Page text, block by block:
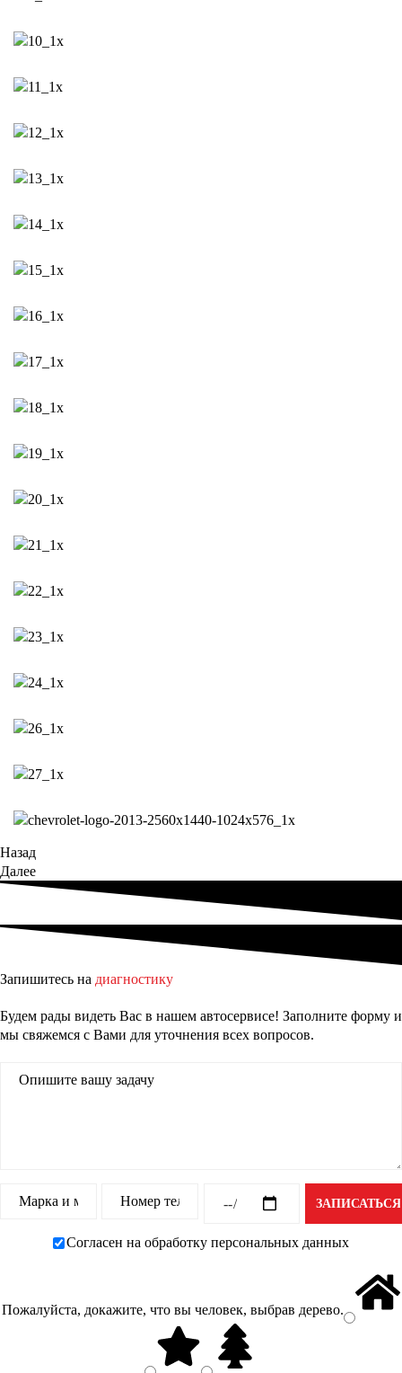
Назад
Далее
Запишитесь на диагностику
Будем рады видеть Вас в нашем автосервисе! Заполните форму и
мы свяжемся с Вами для уточнения всех вопросов.
Согласен на обработку персональных данных
Пожалуйста, докажите, что вы человек, выбрав дерево.